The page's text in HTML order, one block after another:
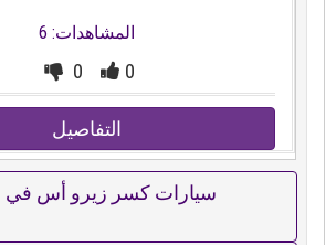
المشاهدات: 6
0
0
التفاصيل
سيارات كسر زيرو أس في